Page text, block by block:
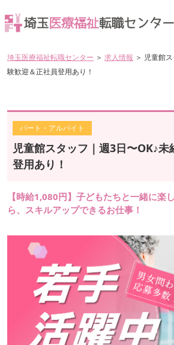
埼玉医療福祉転職センター ＞ 求人情報 ＞ 児童館
験歓迎＆正社員登用あり！
パート・アルバイト
児童館スタッフ｜週3日〜OK♪未
登用あり！
【時給1,080円】子どもたちと一緒に楽
ら、スキルアップできるお仕事！